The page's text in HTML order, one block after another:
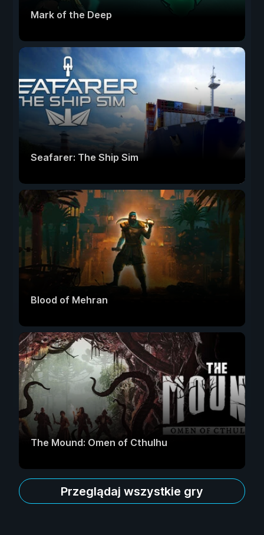
Mark of the Deep
Seafarer: The Ship Sim
Blood of Mehran
The Mound: Omen of Cthulhu
Przeglądaj wszystkie gry